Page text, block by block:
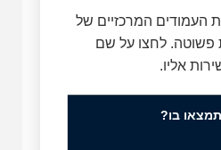
העמודים המרכזיים של
לחצו על שם
אליו.
בו?